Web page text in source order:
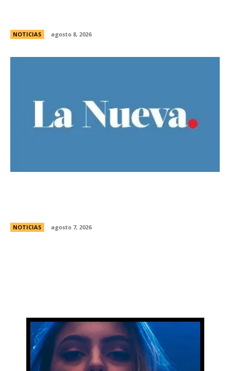
NOTICIAS agosto 8, 2026
NOTICIAS agosto 7, 2026